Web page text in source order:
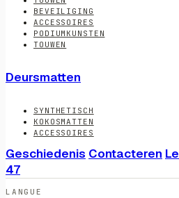
BEVEILIGING
ACCESSOIRES
PODIUMKUNSTEN
TOUWEN
Deursmatten
SYNTHETISCH
KOKOSMATTEN
ACCESSOIRES
Geschiedenis Contacteren
47
LANGUE